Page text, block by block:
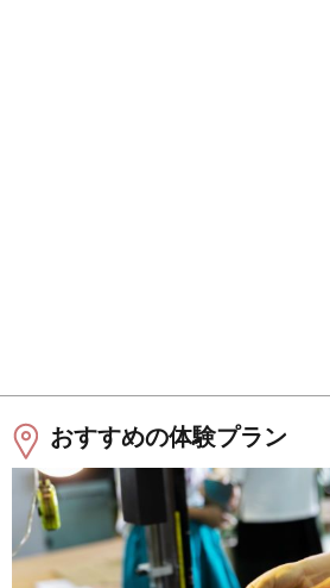
おすすめの体験プラン